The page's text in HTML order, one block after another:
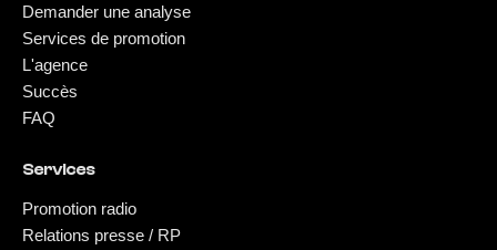
Demander une analyse
Services de promotion
L'agence
Succès
FAQ
Services
Promotion radio
Relations presse / RP